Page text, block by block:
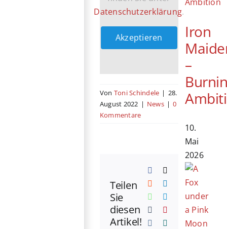
Datenschutzerklärung.
Akzeptieren
Von Toni Schindele | 28.
August 2022 | News | 0
Kommentare
Teilen
Sie
diesen
Artikel!
Facebook
Reddit LinkedIn
WhatsApp
Telegram
TumblrPinterest
Iron
–
10.
Mai
2026